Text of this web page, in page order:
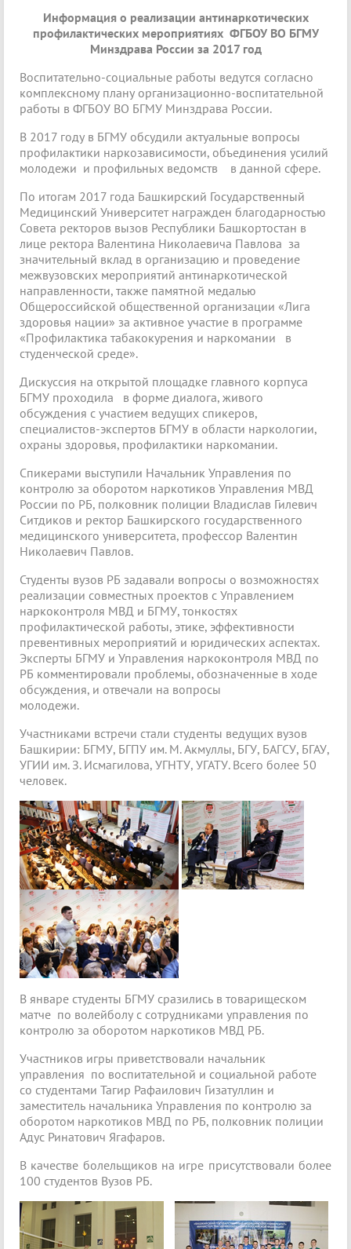
Информация о реализации антинаркотических
профилактических мероприятиях ФГБОУ ВО БГМУ
Минздрава России за 2017 год
Воспитательно-социальные работы ведутся согласно
комплексному плану организационно-воспитательной
работы в ФГБОУ ВО БГМУ Минздрава России.
В 2017 году в БГМУ обсудили актуальные вопросы
профилактики наркозависимости, объединения усилий
молодежи и профильных ведомств в данной сфере.
По итогам 2017 года Башкирский Государственный
Медицинский Университет награжден благодарностью
Совета ректоров вызов Республики Башкортостан в
лице ректора Валентина Николаевича Павлова за
значительный вклад в организацию и проведение
межвузовских мероприятий антинаркотической
направленности, также памятной медалью
Общероссийской общественной организации «Лига
здоровья нации» за активное участие в программе
«Профилактика табакокурения и наркомании в
студенческой среде».
Дискуссия на открытой площадке главного корпуса
БГМУ проходила в форме диалога, живого
обсуждения с участием ведущих спикеров,
специалистов-экспертов БГМУ в области наркологии,
охраны здоровья, профилактики наркомании.
Спикерами выступили Начальник Управления по
контролю за оборотом наркотиков Управления МВД
России по РБ, полковник полиции Владислав Гилевич
Ситдиков и ректор Башкирского государственного
медицинского университета, профессор Валентин
Николаевич Павлов.
Студенты вузов РБ задавали вопросы о возможностях
реализации совместных проектов с Управлением
наркоконтроля МВД и БГМУ, тонкостях
профилактической работы, этике, эффективности
превентивных мероприятий и юридических аспектах.
Эксперты БГМУ и Управления наркоконтроля МВД по
РБ комментировали проблемы, обозначенные в ходе
обсуждения, и отвечали на вопросы
молодежи.
Участниками встречи стали студенты ведущих вузов
Башкирии: БГМУ, БГПУ им. М. Акмуллы, БГУ, БАГСУ, БГАУ,
УГИИ им. З. Исмагилова, УГНТУ, УГАТУ. Всего более 50
человек.
В январе студенты БГМУ сразились в товарищеском
матче по волейболу с сотрудниками управления по
контролю за оборотом наркотиков МВД РБ.
Участников игры приветствовали начальник
управления по воспитательной и социальной работе
со студентами Тагир Рафаилович Гизатуллин и
заместитель начальника Управления по контролю за
оборотом наркотиков МВД по РБ, полковник полиции
Адус Ринатович Ягафаров.
В качестве болельщиков на игре присутствовали более
100 студентов Вузов РБ.